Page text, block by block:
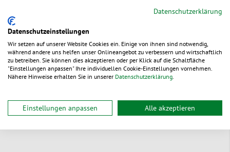
anderen süßen Stücke perfekt in
Szene
Der Krapfenkarton verbindet hochwertiges Design mit
funktionaler Verpackungslösung für Krapfen, Berliner und
ähnliches Gebäck. Dabei präsentiert er modern
platzsparend lagerbar und im Handumdrehen aufgestellt
– ideal für Bäckereien, Cafés, Konditoreien und
Datenschutzerklärung
Datenschutzeinstellungen
Wir setzen auf unserer Website Cookies ein. Einige von ihnen sind notwendig,
während andere uns helfen unser Onlineangebot zu verbessern und wirtschaftlich
zu betreiben. Sie können dies akzeptieren oder per Klick auf die Schaltfläche
"Einstellungen anpassen" Ihre individuellen Cookie-Einstellungen vornehmen.
Nähere Hinweise erhalten Sie in unserer Datenschutzerklärung.
Einstellungen anpassen Alle akzeptieren